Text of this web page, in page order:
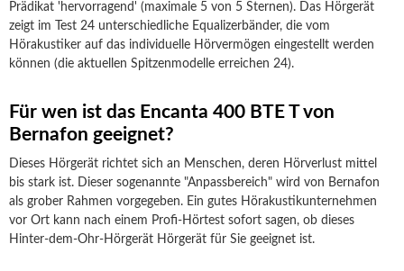
Prädikat 'hervorragend' (maximale 5 von 5 Sternen). Das Hörgerät
zeigt im Test 24 unterschiedliche Equalizerbänder, die vom
Hörakustiker auf das individuelle Hörvermögen eingestellt werden
können (die aktuellen Spitzenmodelle erreichen 24).
Für wen ist das Encanta 400 BTE T von
Bernafon geeignet?
Dieses Hörgerät richtet sich an Menschen, deren Hörverlust mittel
bis stark ist. Dieser sogenannte "Anpassbereich" wird von Bernafon
als grober Rahmen vorgegeben. Ein gutes Hörakustikunternehmen
vor Ort kann nach einem Profi-Hörtest sofort sagen, ob dieses
Hinter-dem-Ohr-Hörgerät Hörgerät für Sie geeignet ist.